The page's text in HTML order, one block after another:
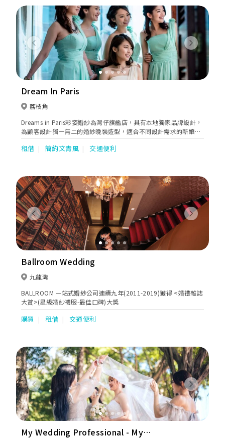
Previous Next
Dream In Paris
荔枝角
Dreams in Paris彩姿婚紗為灣仔旗艦店，具有本地獨家品牌設計，
為顧客設計獨一無二的婚紗晚裝造型，適合不同設計需求的新娘。
另有媽咪/主人家/宴會服/姊妹裙/租借及訂造服務，且提供專業星
级化妝髮型：新娘妝頭/姊妹妝頭/主人家妝頭/男士妝頭及形象指
人手美容服務，內外兼備，務求為新人提供優質的婚禮服務，令客
人婚禮達至完美。 具有20 年化妝及婚禮經驗，歡迎各位預約查
詢，在灣仔1000尺舒適的環境下，見証婚禮過程的成長。我們團隊
會貼心為大家服務及解答。你們的支持就是我們前進的動力。
租借 簡約文青風 交通便利
Previous Next
Ballroom Wedding
九龍灣
BALLROOM 一站式婚紗公司連續九年(2011-2019)獲得 <婚禮雜誌
大賞>(星級婚紗禮服-最佳口碑)大獎
購買 租借 交通便利
Previous Next
My Wedding Professional - My